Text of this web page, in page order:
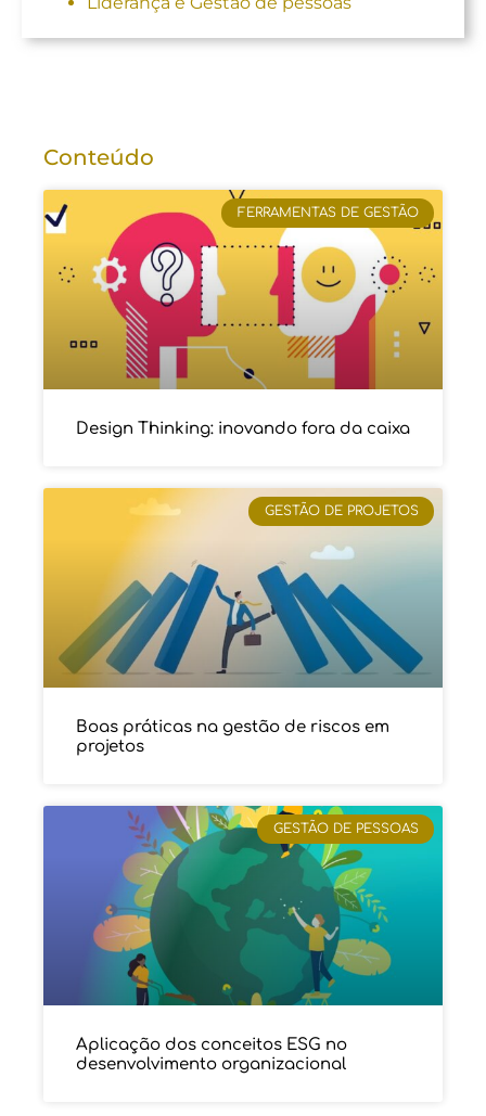
Conteúdo
FERRAMENTAS DE GESTÃO
Design Thinking: inovando fora da caixa
GESTÃO DE PROJETOS
Boas práticas na gestão de riscos em
projetos
GESTÃO DE PESSOAS
Aplicação dos conceitos ESG no
desenvolvimento organizacional